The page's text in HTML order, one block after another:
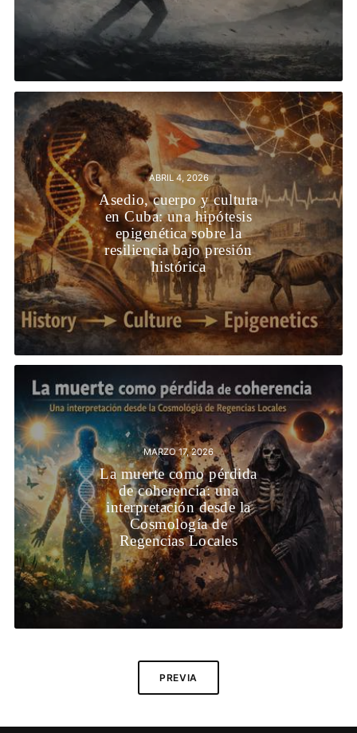
ABRIL 4, 2026
Asedio, cuerpo y cultura
en Cuba: una hipótesis
epigenética sobre la
resiliencia bajo presión
histórica
MARZO 17, 2026
La muerte como pérdida
de coherencia: una
interpretación desde la
Cosmología de
Regencias Locales
PREVIA